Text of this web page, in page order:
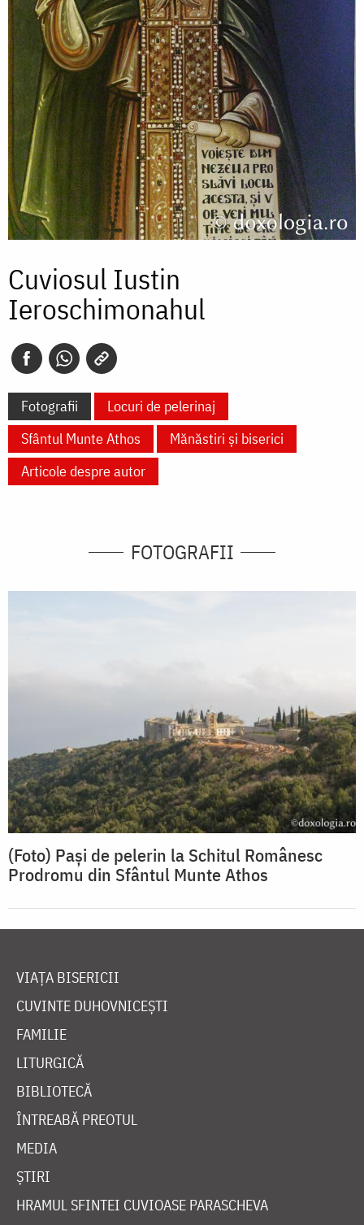
Cuviosul Iustin
Ieroschimonahul
Fotografii
Locuri de pelerinaj
Sfântul Munte Athos
Mănăstiri și biserici
Articole despre autor
FOTOGRAFII
(Foto) Pași de pelerin la Schitul Românesc
Prodromu din Sfântul Munte Athos
VIAȚA BISERICII
CUVINTE DUHOVNICEȘTI
FAMILIE
LITURGICĂ
BIBLIOTECĂ
ÎNTREABĂ PREOTUL
MEDIA
ȘTIRI
HRAMUL SFINTEI CUVIOASE PARASCHEVA